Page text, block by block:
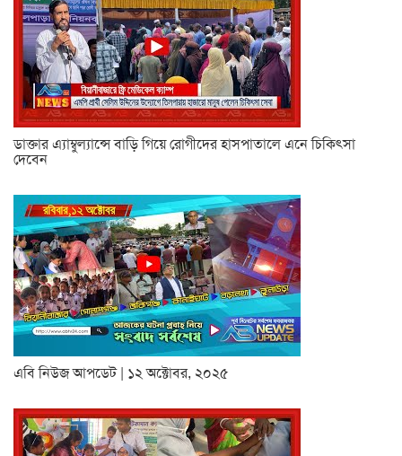
ডাক্তার এ্যাম্বুল্যান্সে বাড়ি গিয়ে রোগীদের হাসপাতালে এনে চিকিৎসা
দেবেন
এবি নিউজ আপডেট | ১২ অক্টোবর, ২০২৫